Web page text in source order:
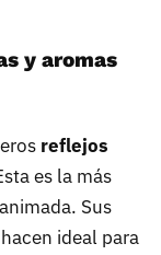
y aromas
reflejos
es la más
Sus
ideal para